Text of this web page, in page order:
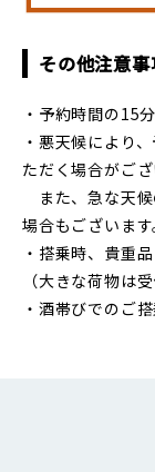
その他注意
・予約時間の15
・悪天候により
ただく場合がご
また、急な天候
場合もございます
・搭乗時、貴重
（大きな荷物は
・酒帯びでのご